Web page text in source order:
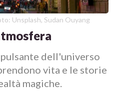
Unsplash, Sudan Ouyang
dell'universo
vita e le storie
magiche.